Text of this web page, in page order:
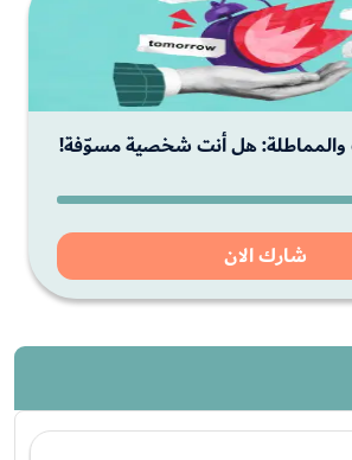
والمماطلة: هل أنت شخصية مسوّفة!
شارك الان